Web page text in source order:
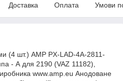
Доставка Оплата Умови
(4 шт.) AMP PX-LAD-4A-2811-
- А для 2190 (VAZ 11182),
www.amp.eu Анодоване